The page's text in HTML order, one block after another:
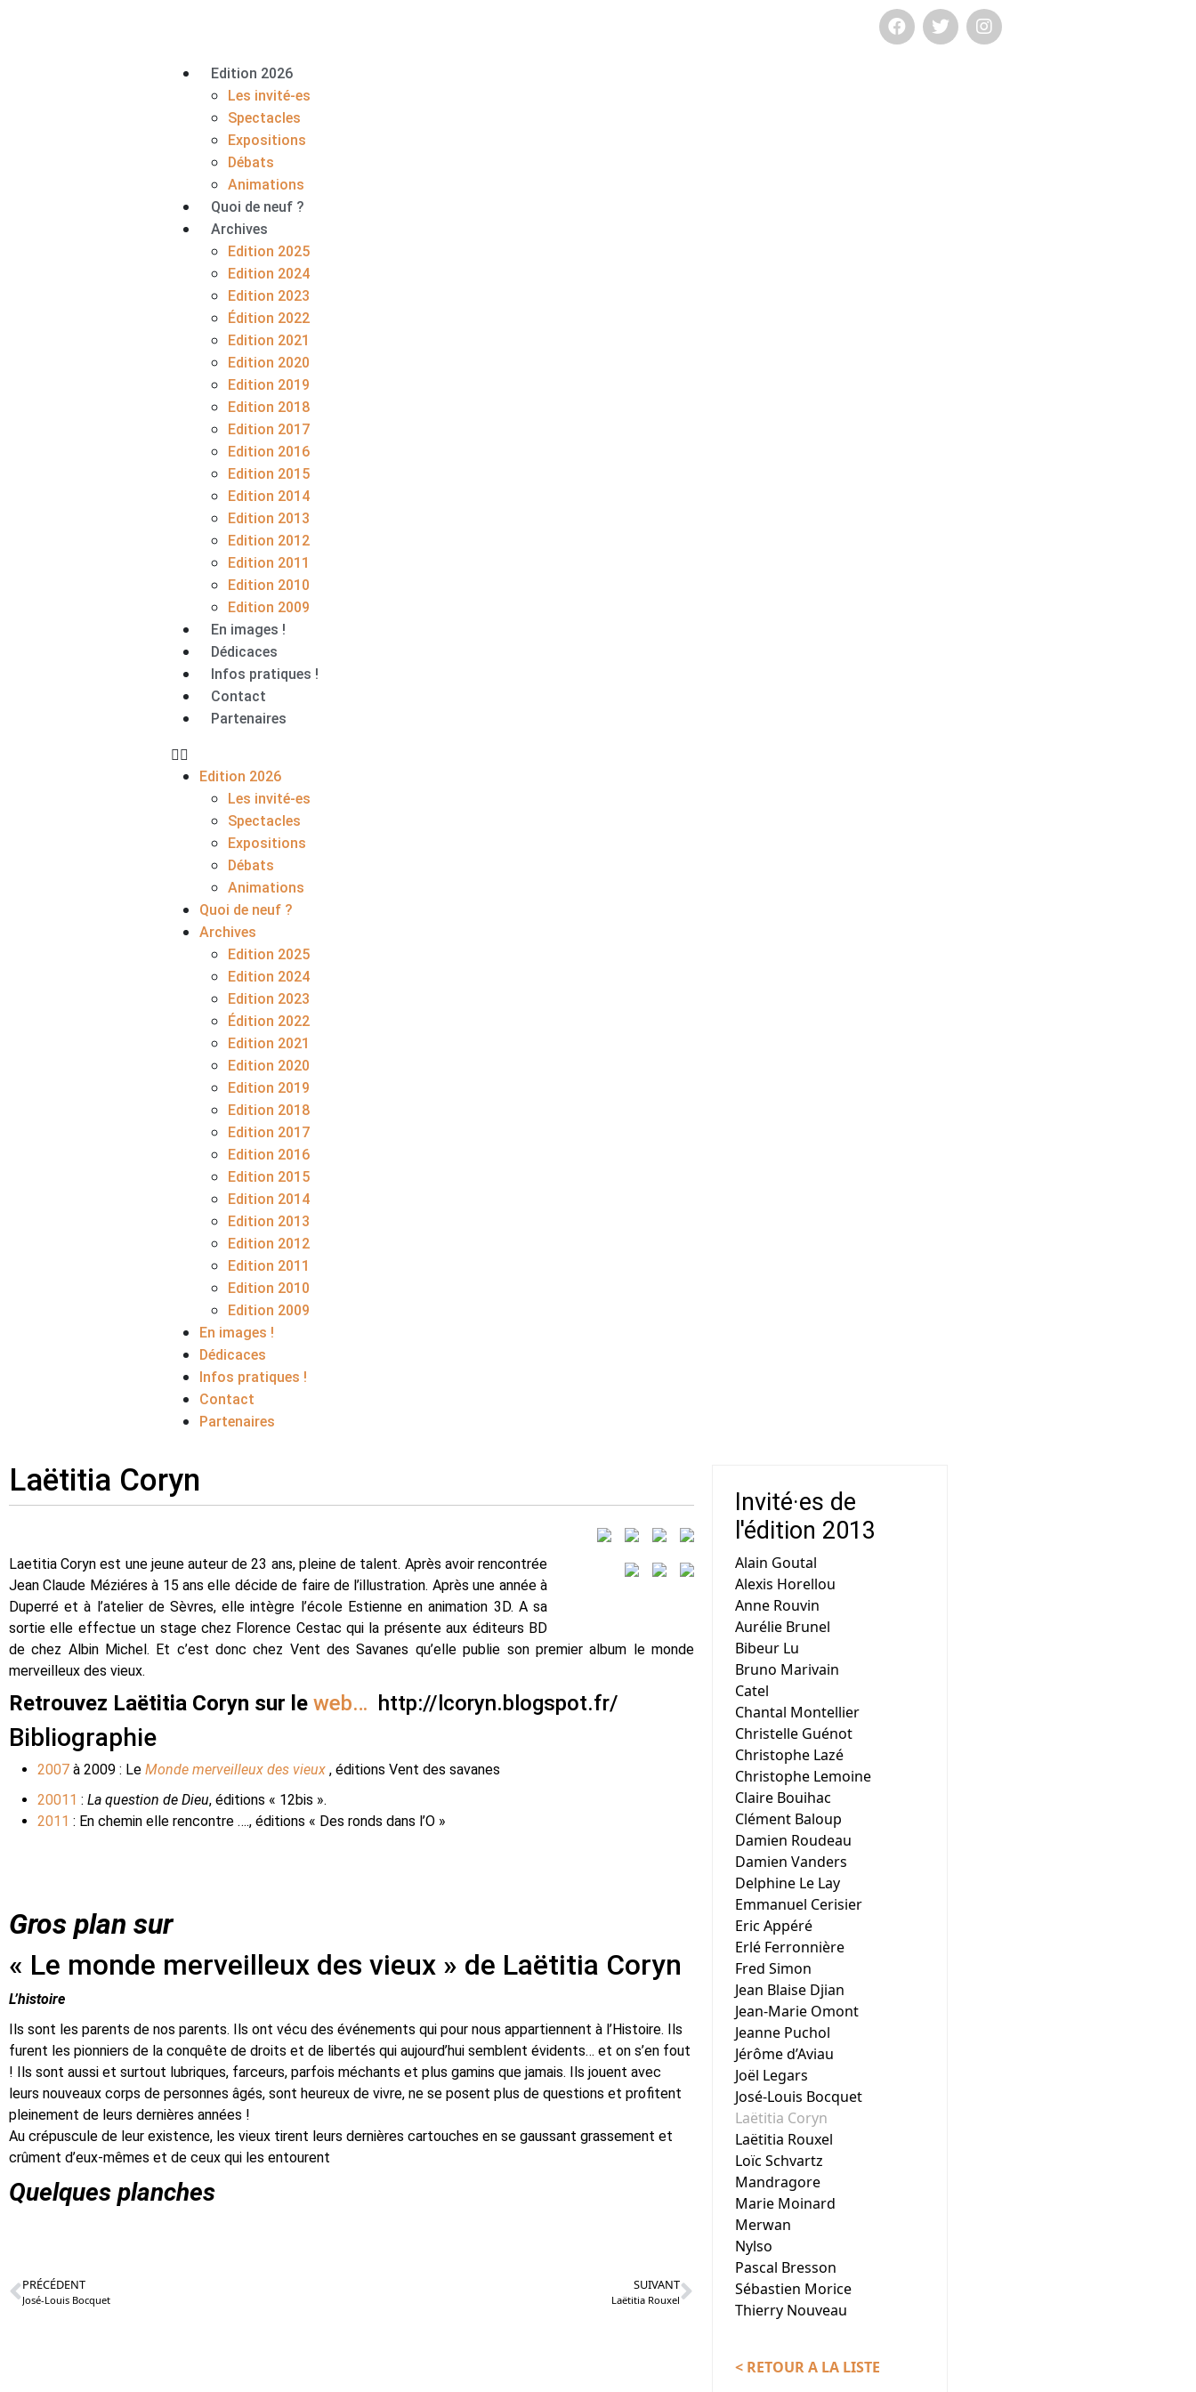
Edition 2026
Les invité-es
Spectacles
Expositions
Débats
Animations
Quoi de neuf ?
Archives
Edition 2025
Edition 2024
Edition 2023
Édition 2022
Edition 2021
Edition 2020
Edition 2019
Edition 2018
Edition 2017
Edition 2016
Edition 2015
Edition 2014
Edition 2013
Edition 2012
Edition 2011
Edition 2010
Edition 2009
En images !
Dédicaces
Infos pratiques !
Contact
Partenaires
Edition 2026
Les invité-es
Spectacles
Expositions
Débats
Animations
Quoi de neuf ?
Archives
Edition 2025
Edition 2024
Edition 2023
Édition 2022
Edition 2021
Edition 2020
Edition 2019
Edition 2018
Edition 2017
Edition 2016
Edition 2015
Edition 2014
Edition 2013
Edition 2012
Edition 2011
Edition 2010
Edition 2009
En images !
Dédicaces
Infos pratiques !
Contact
Partenaires
Laëtitia Coryn
Laetitia Coryn est une jeune auteur de 23 ans, pleine de talent. Après avoir rencontrée
Jean Claude Méziéres à 15 ans elle décide de faire de l’illustration. Après une année à
Duperré et à l’atelier de Sèvres, elle intègre l’école Estienne en animation 3D. A sa
sortie elle effectue un stage chez Florence Cestac qui la présente aux éditeurs BD
de chez Albin Michel. Et c’est donc chez Vent des Savanes qu’elle publie son premier album le monde
merveilleux des vieux.
Retrouvez Laëtitia Coryn sur le web… http://lcoryn.blogspot.fr/
Bibliographie
2007 à 2009 : Le Monde merveilleux des vieux , éditions Vent des savanes
20011 : La question de Dieu, éditions « 12bis ».
2011 : En chemin elle rencontre …., éditions « Des ronds dans l’O »
Gros plan sur
« Le monde merveilleux des vieux » de Laëtitia Coryn
L’histoire
Ils sont les parents de nos parents. Ils ont vécu des événements qui pour nous appartiennent à l’Histoire. Ils
furent les pionniers de la conquête de droits et de libertés qui aujourd’hui semblent évidents… et on s’en fout
! Ils sont aussi et surtout lubriques, farceurs, parfois méchants et plus gamins que jamais. Ils jouent avec
leurs nouveaux corps de personnes âgés, sont heureux de vivre, ne se posent plus de questions et profitent
pleinement de leurs dernières années !
Au crépuscule de leur existence, les vieux tirent leurs dernières cartouches en se gaussant grassement et
crûment d’eux-mêmes et de ceux qui les entourent
Quelques planches
PRÉCÉDENT
José-Louis Bocquet
SUIVANT
Laëtitia Rouxel
Invité·es de
l'édition 2013
Alain Goutal
Alexis Horellou
Anne Rouvin
Aurélie Brunel
Bibeur Lu
Bruno Marivain
Catel
Chantal Montellier
Christelle Guénot
Christophe Lazé
Christophe Lemoine
Claire Bouihac
Clément Baloup
Damien Roudeau
Damien Vanders
Delphine Le Lay
Emmanuel Cerisier
Eric Appéré
Erlé Ferronnière
Fred Simon
Jean Blaise Djian
Jean-Marie Omont
Jeanne Puchol
Jérôme d’Aviau
Joël Legars
José-Louis Bocquet
Laëtitia Coryn
Laëtitia Rouxel
Loïc Schvartz
Mandragore
Marie Moinard
Merwan
Nylso
Pascal Bresson
Sébastien Morice
Thierry Nouveau
< RETOUR A LA LISTE